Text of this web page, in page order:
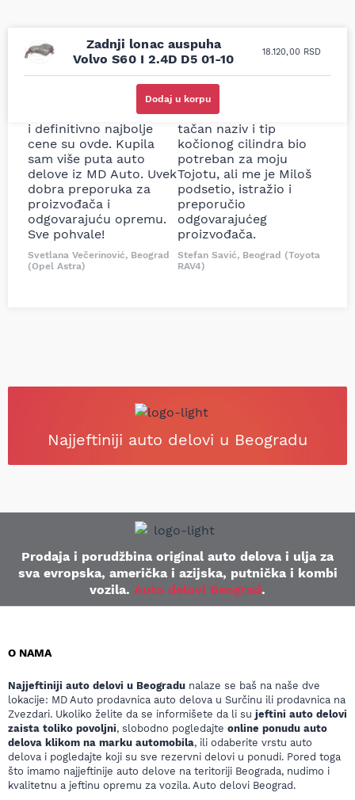
Zadnji lonac auspuha
Volvo S60 I 2.4D D5 01-10
18.120,00 RSD
Dodaj u korpu
Uporedila sam sve
prodavnice auto delova
i definitivno najbolje
cene su ovde. Kupila
sam više puta auto
delove iz MD Auto. Uvek
dobra preporuka za
proizvođača i
odgovarajuću opremu.
Sve pohvale!
Svetlana Večerinović, Beograd
(Opel Astra)
Odlična usluga i
ljubazni prodavci.
Nisam bio siguran koji je
tačan naziv i tip
kočionog cilindra bio
potreban za moju
Tojotu, ali me je Miloš
podsetio, istražio i
preporučio
odgovarajućeg
proizvođača.
Stefan Savić, Beograd (Toyota
RAV4)
Najjeftiniji auto delovi u Beogradu
Prodaja i porudžbina original auto delova i ulja za
sva evropska, američka i azijska, putnička i kombi
vozila. Auto delovi Beograd.
O NAMA
Najjeftiniji auto delovi u Beogradu nalaze se baš na naše dve
lokacije: MD Auto prodavnica auto delova u Surčinu ili prodavnica na
Zvezdari. Ukoliko želite da se informišete da li su jeftini auto delovi
zaista toliko povoljni, slobodno pogledajte online ponudu auto
delova klikom na marku automobila, ili odaberite vrstu auto
delova i pogledajte koji su sve rezervni delovi u ponudi. Pored toga
što imamo najjeftinije auto delove na teritoriji Beograda, nudimo i
kvalitetnu a jeftinu opremu za vozila. Auto delovi Beograd.